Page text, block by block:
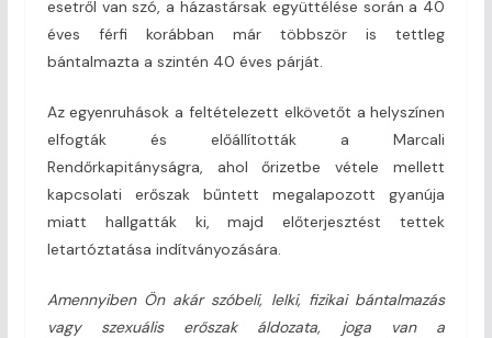
esetről van szó, a házastársak együttélése során a 40
éves férfi korábban már többször is tettleg
bántalmazta a szintén 40 éves párját.
Az egyenruhások a feltételezett elkövetőt a helyszínen
elfogták és előállították a Marcali
Rendőrkapitányságra, ahol őrizetbe vétele mellett
kapcsolati erőszak bűntett megalapozott gyanúja
miatt hallgatták ki, majd előterjesztést tettek
letartóztatása indítványozására.
Amennyiben Ön akár szóbeli, lelki, fizikai bántalmazás
vagy szexuális erőszak áldozata, joga van a